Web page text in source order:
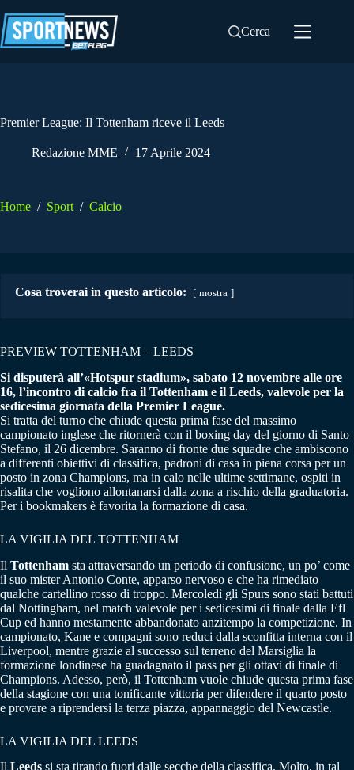
al
contenuto
Cerca
Premier League: Il Tottenham riceve il Leeds
Redazione MME 17 Aprile 2024
Home / Sport / Calcio
Cosa troverai in questo articolo: mostra
PREVIEW TOTTENHAM – LEEDS
Si disputerà all’«Hotspur stadium», sabato 12 novembre alle ore
16, l’incontro di calcio fra il Tottenham e il Leeds, valevole per la
sedicesima giornata della Premier League.
Si tratta del turno che chiude questa prima fase del massimo
campionato inglese che ritornerà con il boxing day del giorno di Santo
Stefano, il 26 dicembre. Saranno di fronte due squadre che ambiscono
a differenti obiettivi di classifica, padroni di casa in piena corsa per un
posto in zona Champions, ma in calo nelle ultime settimane, ospiti in
risalita che vogliono allontanarsi dalla zona a rischio della graduatoria.
Per i bookmakers è favorita la formazione di casa.
LA VIGILIA DEL TOTTENHAM
Il Tottenham sta attraversando un periodo di confusione, un po’ come
il suo mister Antonio Conte, apparso nervoso e che ha rimediato
qualche cartellino rosso di troppo. Mercoledì gli Spurs sono stati battuti
dal Nottingham, nel match valevole per i sedicesimi di finale dalla Efl
Cup ed hanno mestamente abbandonato anzitempo la competizione. In
campionato, Kane e compagni sono reduci dalla sconfitta interna con il
Liverpool, mentre grazie al successo sul terreno del Marsiglia la
formazione londinese ha guadagnato il pass per gli ottavi di finale di
Champions. Adesso, però, il Tottenham vuole chiude questa prima fase
della stagione con una tonificante vittoria per difendere il quarto posto
e provare a riprendersi la terza piazza, appannaggio del Newcastle.
LA VIGILIA DEL LEEDS
Il Leeds si sta tirando fuori dalle secche della classifica. Molto, in tal